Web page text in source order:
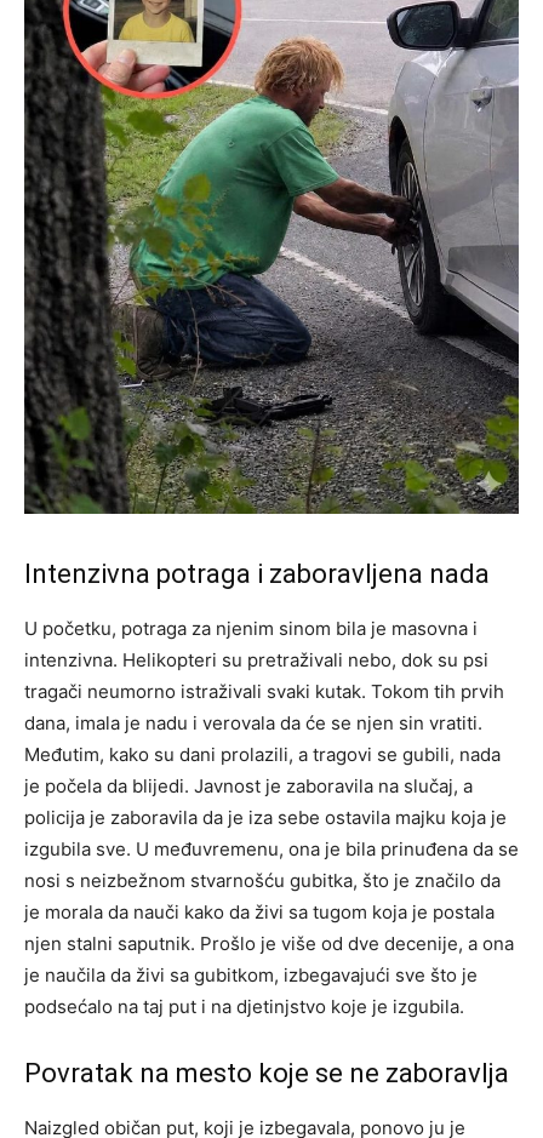
Intenzivna potraga i zaboravljena nada
U početku, potraga za njenim sinom bila je masovna i
intenzivna. Helikopteri su pretraživali nebo, dok su psi
tragači neumorno istraživali svaki kutak. Tokom tih prvih
dana, imala je nadu i verovala da će se njen sin vratiti.
Međutim, kako su dani prolazili, a tragovi se gubili, nada
je počela da blijedi. Javnost je zaboravila na slučaj, a
policija je zaboravila da je iza sebe ostavila majku koja je
izgubila sve. U međuvremenu, ona je bila prinuđena da se
nosi s neizbežnom stvarnošću gubitka, što je značilo da
je morala da nauči kako da živi sa tugom koja je postala
njen stalni saputnik. Prošlo je više od dve decenije, a ona
je naučila da živi sa gubitkom, izbegavajući sve što je
podsećalo na taj put i na djetinjstvo koje je izgubila.
Povratak na mesto koje se ne zaboravlja
Naizgled običan put, koji je izbegavala, ponovo ju je